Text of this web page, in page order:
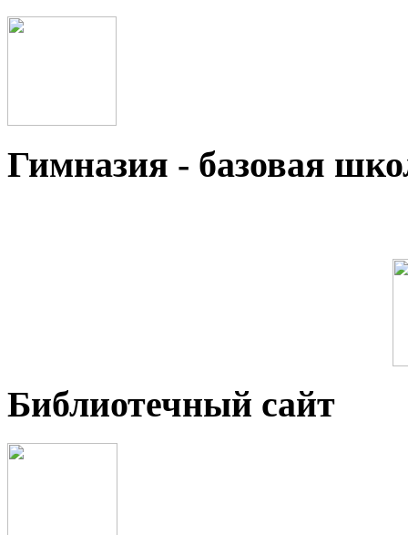
Гимназия - базовая
Библиотечный сайт